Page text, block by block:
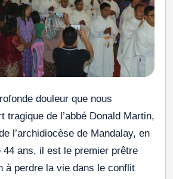
douleur que nous
tragique de l’abbé Donald Martin,
l’archidiocèse de Mandalay, en
44 ans, il est le premier prêtre
à perdre la vie dans le conflit